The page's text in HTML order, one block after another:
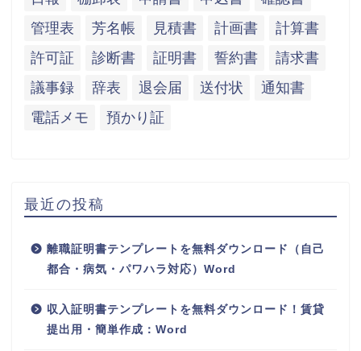
管理表
芳名帳 見積書 計画書
計算書
許可証
診断書 証明書 誓約書
請求書
議事録
辞表 退会届 送付状
通知書
電話メモ
預かり証
最近の投稿
離職証明書テンプレートを無料ダウンロード（自己
都合・病気・パワハラ対応）Word
収入証明書テンプレートを無料ダウンロード！賃貸
提出用・簡単作成：Word